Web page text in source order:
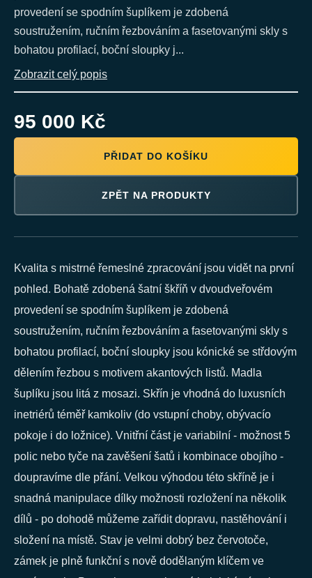
provedení se spodním šuplíkem je zdobená
soustružením, ručním řezbováním a fasetovanými skly s
bohatou profilací, boční sloupky j...
Zobrazit celý popis
95 000 Kč
PŘIDAT DO KOŠÍKU
ZPĚT NA PRODUKTY
Kvalita s mistrné řemeslné zpracování jsou vidět na první
pohled. Bohatě zdobená šatní škříň v dvoudveřovém
provedení se spodním šuplíkem je zdobená
soustružením, ručním řezbováním a fasetovanými skly s
bohatou profilací, boční sloupky jsou kónické se střdovým
dělením řezbou s motivem akantových listů. Madla
šuplíku jsou litá z mosazi. Skřín je vhodná do luxusních
inetriérů téměř kamkoliv (do vstupní choby, obývacío
pokoje i do ložnice). Vnitřní část je variabilní - možnost 5
polic nebo tyče na zavěšení šatů i kombinace obojího -
doupravíme dle přání. Velkou výhodou této skříně je i
snadná manipulace dílky možnosti rozložení na několik
dílů - po dohodě můžeme zařídit dopravu, nastěhování i
složení na místě. Stav je velmi dobrý bez červotoče,
zámek je plně funkční s nově dodělaným klíčem ve